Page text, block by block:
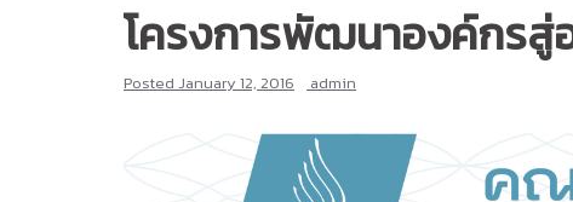
โครงการพัฒนาองค์กรสู่
Posted January 12, 2016 admin